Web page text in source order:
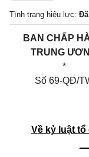
Tình trạng hiệu lực:
BAN CHẤP
TRUNG
*
Số 69-QĐ/
Về kỷ luật